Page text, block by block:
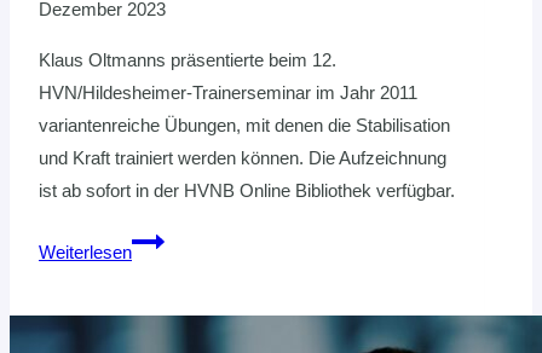
Dezember 2023
Klaus Oltmanns präsentierte beim 12.
HVN/Hildesheimer-Trainerseminar im Jahr 2011
variantenreiche Übungen, mit denen die Stabilisation
und Kraft trainiert werden können. Die Aufzeichnung
ist ab sofort in der HVNB Online Bibliothek verfügbar.
Weiterlesen
Klaus